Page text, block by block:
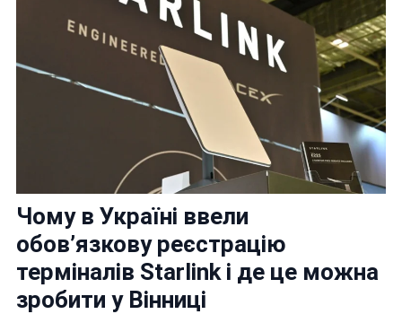
Чому в Україні ввели
обов’язкову реєстрацію
терміналів Starlink і де це можна
зробити у Вінниці